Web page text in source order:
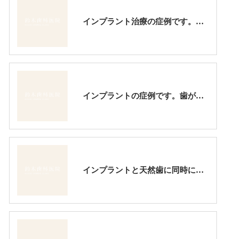
インプラント治療の症例です。インプラントは歯が欠損した後のベストの治療法です。
インプラントの症例です。歯が抜けた所を入れ歯で治すかどうか、患者様は迷われましたが、総合的に判断して結局インプラントを選択されました。
インプラントと天然歯に同時にクラウンを装着しました。